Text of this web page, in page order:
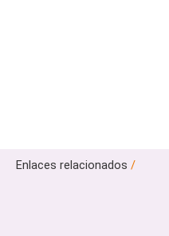
Enlaces relacionados /